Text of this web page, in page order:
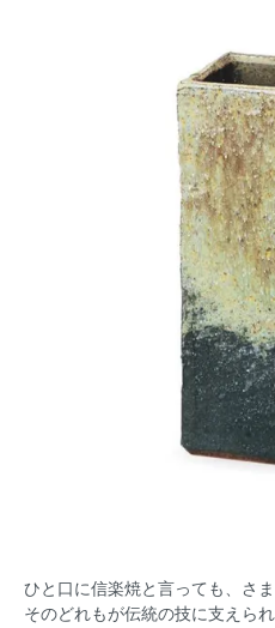
ひと口に信楽焼と言っても、さ
そのどれもが伝統の技に支えら